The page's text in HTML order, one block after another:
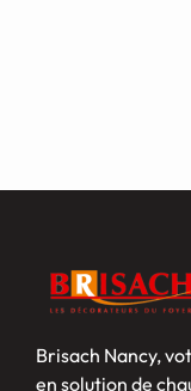
Brisach Nancy,
en solution de